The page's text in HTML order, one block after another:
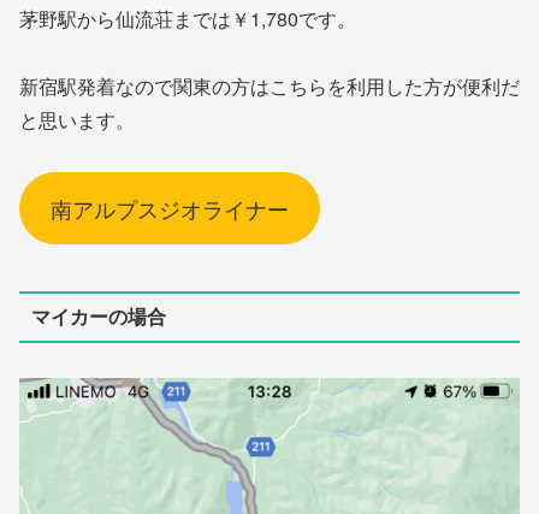
茅野駅から仙流荘までは￥1,780です。
新宿駅発着なので関東の方はこちらを利用した方が便利だ
と思います。
南アルプスジオライナー
マイカーの場合